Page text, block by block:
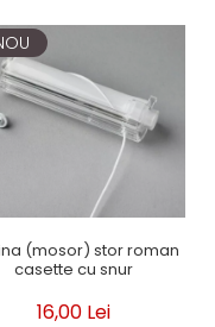
(mosor) stor roman
casette cu snur
16,00 Lei